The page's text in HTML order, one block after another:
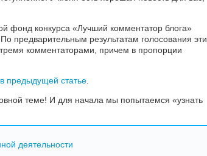
фонд конкурса «Лучший комментатор блога»
предварительным результатам голосования эти
комментаторами, причем в пропорции
в предыдущей статье
теме! И для начала мы попытаемся «узнать
деятельности